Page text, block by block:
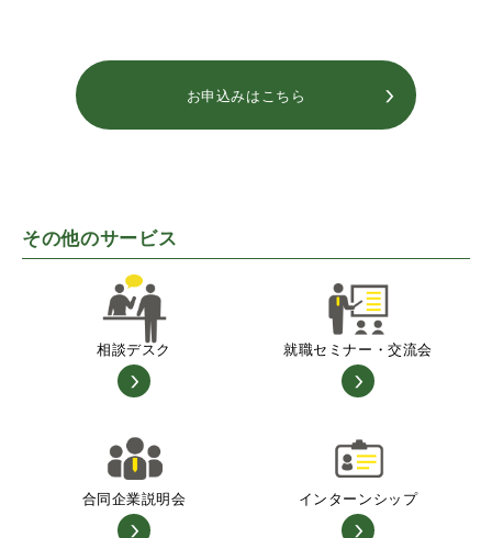
お申込みはこちら
その他のサービス
相談デスク 就職セミナー・交流会
合同企業説明会 インターンシップ